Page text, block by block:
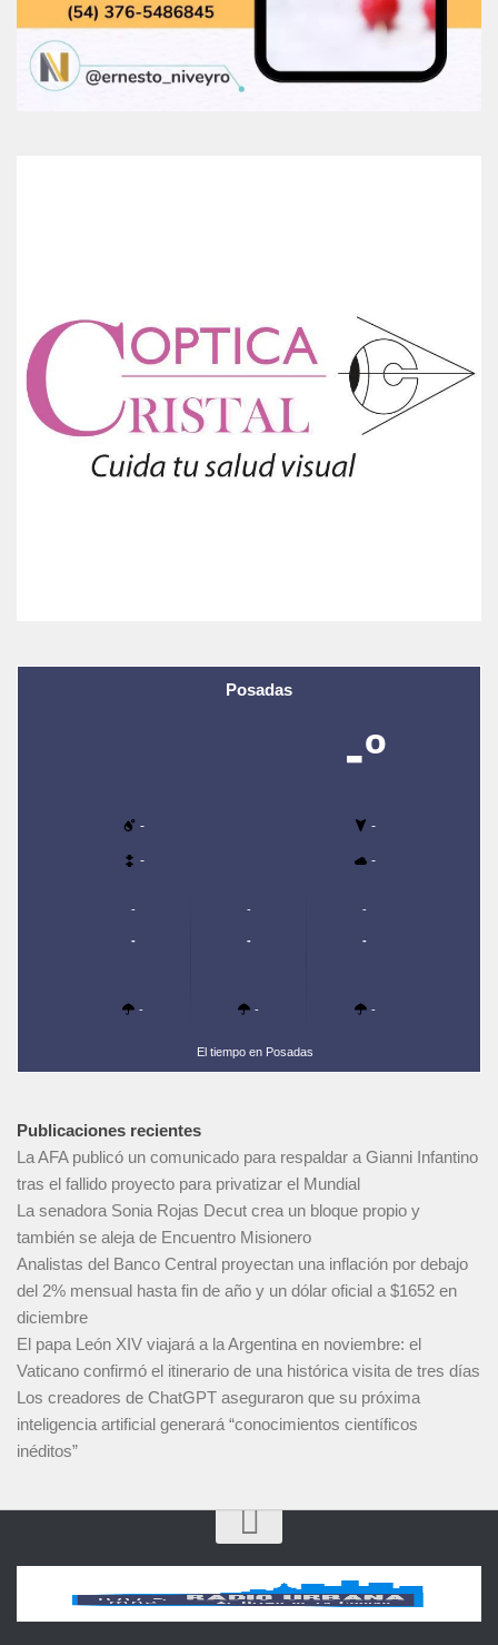
Posadas
-º
- -
- -
-
-
-
-
-
-
-
-
-
El tiempo en Posadas
Publicaciones recientes
La AFA publicó un comunicado para respaldar a Gianni Infantino
tras el fallido proyecto para privatizar el Mundial
La senadora Sonia Rojas Decut crea un bloque propio y
también se aleja de Encuentro Misionero
Analistas del Banco Central proyectan una inflación por debajo
del 2% mensual hasta fin de año y un dólar oficial a $1652 en
diciembre
El papa León XIV viajará a la Argentina en noviembre: el
Vaticano confirmó el itinerario de una histórica visita de tres días
Los creadores de ChatGPT aseguraron que su próxima
inteligencia artificial generará “conocimientos científicos
inéditos”